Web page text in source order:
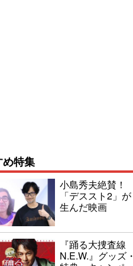
特集
小島秀夫絶賛！
「デススト2」が
生んだ映画
『踊る大捜査線
N.E.W.』グッズ・